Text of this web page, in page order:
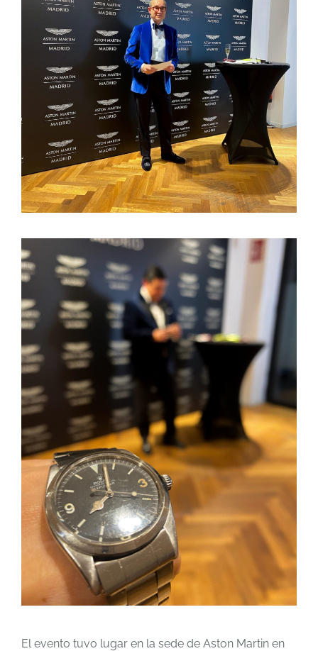
El evento tuvo lugar en la sede de Aston Martin en